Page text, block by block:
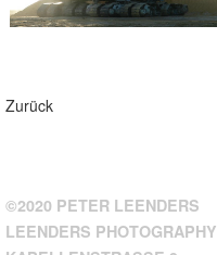
Zurück
©2020 PETER LEENDERS
LEENDERS PHOTOGRAPHY